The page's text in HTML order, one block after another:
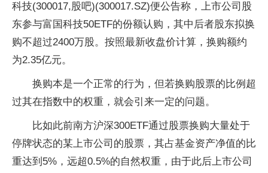
科技(300017,股吧)(300017.SZ)便公告称，上市公司股
东参与富国科技50ETF的份额认购，其中后者股东拟换
购不超过2400万股。按照最新收盘价计算，换购额约
为2.35亿元。
换购本是一个正常的行为，但若换购股票的比例超
过其在指数中的权重，就会引来一定的问题。
比如此前南方沪深300ETF通过股票换购大量处于
停牌状态的某上市公司的股票，其占基金资产净值的比
重达到5%，远超0.5%的自然权重，由于此后上市公司